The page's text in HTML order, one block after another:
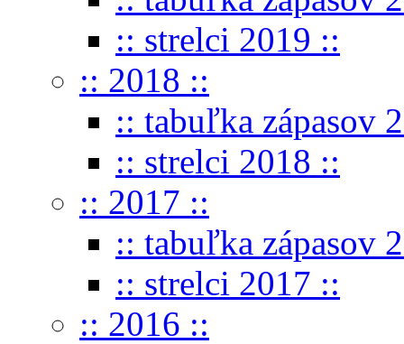
:: strelci 2019 ::
:: 2018 ::
:: tabuľka zápasov
:: strelci 2018 ::
:: 2017 ::
:: tabuľka zápasov
:: strelci 2017 ::
:: 2016 ::